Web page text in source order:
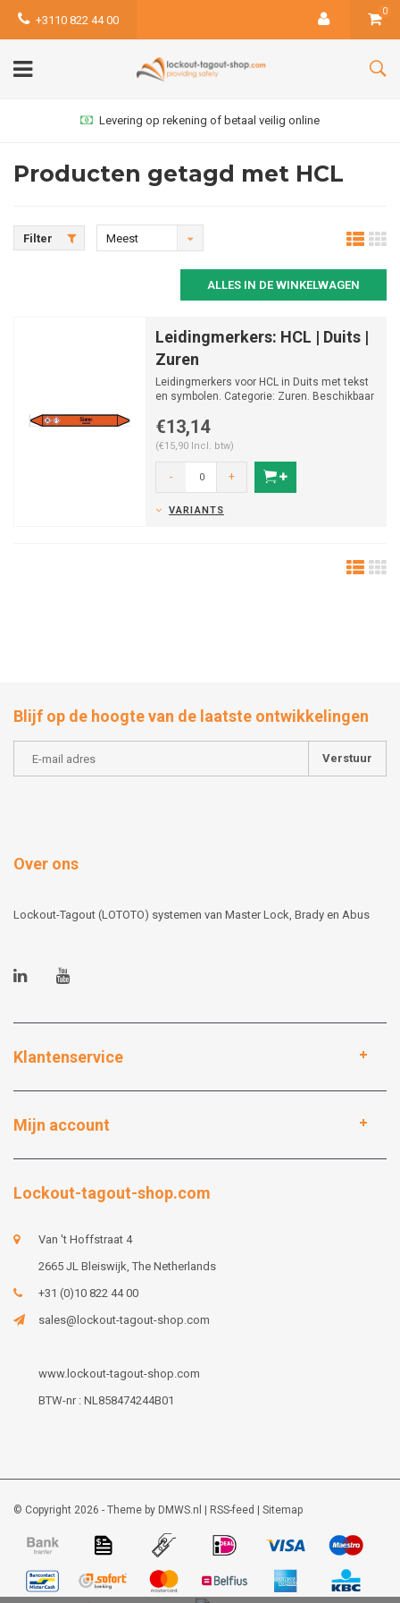
+3110 822 44 00
0
Levering op rekening of betaal veilig online
Producten getagd met HCL
Filter
Meest
ALLES IN DE WINKELWAGEN
Leidingmerkers: HCL | Duits |
Zuren
Leidingmerkers voor HCL in Duits met tekst
en symbolen. Categorie: Zuren. Beschikbaar
€13,14
(€15,90 Incl. btw)
- +
VARIANTS
Blijf op de hoogte van de laatste ontwikkelingen
Verstuur
Over ons
Lockout-Tagout (LOTOTO) systemen van Master Lock, Brady en Abus
Klantenservice
Mijn account
Lockout-tagout-shop.com
Van 't Hoffstraat 4
2665 JL Bleiswijk, The Netherlands
+31 (0)10 822 44 00
sales@lockout-tagout-shop.com
www.lockout-tagout-shop.com
BTW-nr : NL858474244B01
© Copyright 2026 - Theme by DMWS.nl RSS-feed Sitemap